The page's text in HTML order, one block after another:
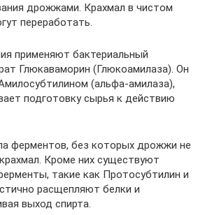
дрожжами. Крахмал в чистом
переработать.
применяют бактериальный
Глюкаваморин (Глюкоамилаза). Он
(альфа-амилаза),
подготовку сырья к действию
ферментов, без которых дрожжи не
Кроме них существуют
такие как Протосубтилин и
расщепляют белки и
выход спирта.